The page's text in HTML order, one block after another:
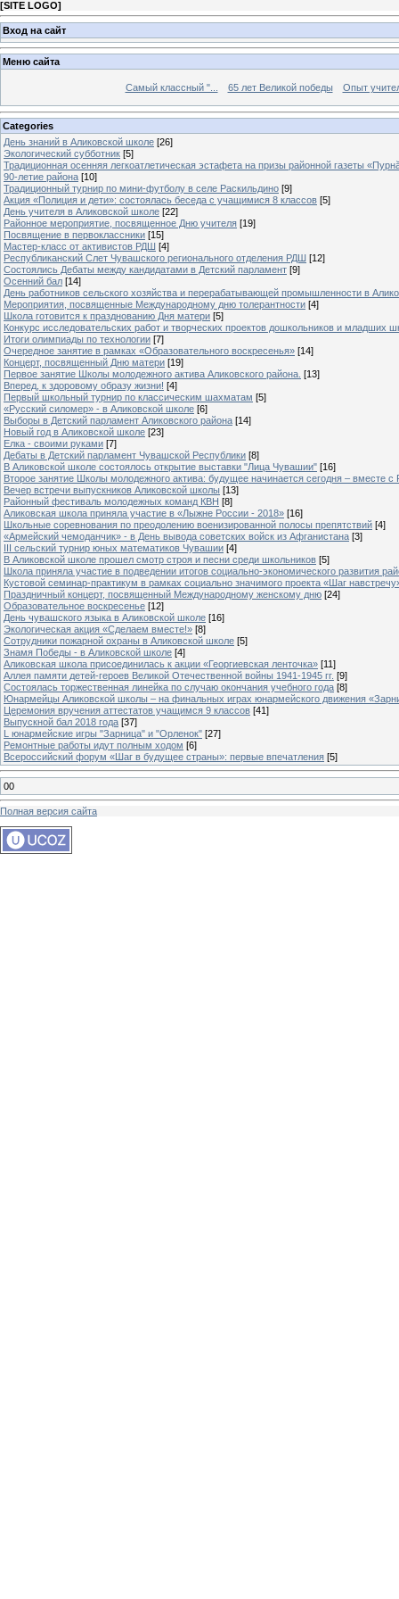
[SITE LOGO]
Вход на сайт
Меню сайта
Самый классный "... 65 лет Великой победы Опыт
Categories
День знаний в Аликовской школе [26]
Экологический субботник [5]
Традиционная осенняя легкоатлетическая эстафета на призы районной газеты
90-летие района [10]
Традиционный турнир по мини-футболу в селе Раскильдино [9]
Акция «Полиция и дети»: состоялась беседа с учащимися 8 классов [5]
День учителя в Аликовской школе [22]
Районное мероприятие, посвященное Дню учителя [19]
Посвящение в первоклассники [15]
Мастер-класс от активистов РДШ [4]
Республиканский Слет Чувашского регионального отделения РДШ [12]
Состоялись Дебаты между кандидатами в Детский парламент [9]
Осенний бал [14]
День работников сельского хозяйства и перерабатывающей промышленности в
Мероприятия, посвященные Международному дню толерантности [4]
Школа готовится к празднованию Дня матери [5]
Конкурс исследовательских работ и творческих проектов дошкольников и младших
Итоги олимпиады по технологии [7]
Очередное занятие в рамках «Образовательного воскресенья» [14]
Концерт, посвященный Дню матери [19]
Первое занятие Школы молодежного актива Аликовского района. [13]
Вперед, к здоровому образу жизни! [4]
Первый школьный турнир по классическим шахматам [5]
«Русский силомер» - в Аликовской школе [6]
Выборы в Детский парламент Аликовского района [14]
Новый год в Аликовской школе [23]
Елка - своими руками [7]
Дебаты в Детский парламент Чувашской Республики [8]
В Аликовской школе состоялось открытие выставки "Лица Чувашии" [16]
Второе занятие Школы молодежного актива: будущее начинается сегодня – вместе
Вечер встречи выпускников Аликовской школы [13]
Районный фестиваль молодежных команд КВН [8]
Аликовская школа приняла участие в «Лыжне России - 2018» [16]
Школьные соревнования по преодолению военизированной полосы препятствий [4]
«Армейский чемоданчик» - в День вывода советских войск из Афганистана [3]
III сельский турнир юных математиков Чувашии [4]
В Аликовской школе прошел смотр строя и песни среди школьников [5]
Школа приняла участие в подведении итогов социально-экономического развития
Кустовой семинар-практикум в рамках социально значимого проекта «Шаг
Праздничный концерт, посвященный Международному женскому дню [24]
Образовательное воскресенье [12]
День чувашского языка в Аликовской школе [16]
Экологическая акция «Сделаем вместе!» [8]
Сотрудники пожарной охраны в Аликовской школе [5]
Знамя Победы - в Аликовской школе [4]
Аликовская школа присоединилась к акции «Георгиевская ленточка» [11]
Аллея памяти детей-героев Великой Отечественной войны 1941-1945 гг. [9]
Cостоялась торжественная линейка по случаю окончания учебного года [8]
Юнармейцы Аликовской школы – на финальных играх юнармейского движения
Церемония вручения аттестатов учащимся 9 классов [41]
Выпускной бал 2018 года [37]
L юнармейские игры "Зарница" и "Орленок" [27]
Ремонтные работы идут полным ходом [6]
Всероссийский форум «Шаг в будущее страны»: первые впечатления [5]
00
Полная версия сайта